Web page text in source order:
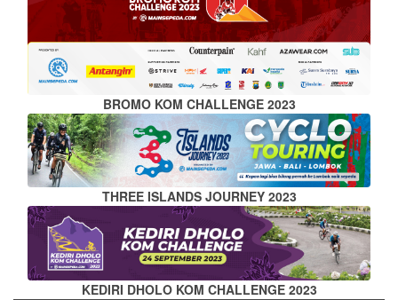
BROMO KOM CHALLENGE 2023
THREE ISLANDS JOURNEY 2023
KEDIRI DHOLO KOM CHALLENGE 2023